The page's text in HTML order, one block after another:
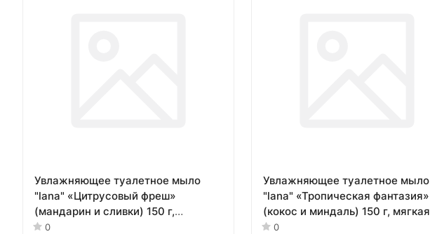
Увлажняющее туалетное мыло
"lana" «Цитрусовый фреш»
(мандарин и сливки) 150 г,
картонная коробка
0
Увлажняющее туалетное мыло
"lana" «Тропическая фантазия»
(кокос и миндаль) 150 г, мягкая
упаковка
0